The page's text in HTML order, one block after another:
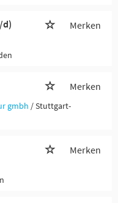
d)
Merken
Merken
gmbh / Stuttgart-
Merken